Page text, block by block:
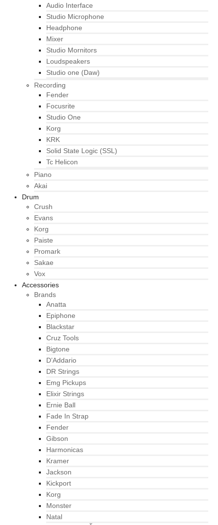
Audio Interface
Studio Microphone
Headphone
Mixer
Studio Mornitors
Loudspeakers
Studio one (Daw)
Recording
Fender
Focusrite
Studio One
Korg
KRK
Solid State Logic (SSL)
Tc Helicon
Piano
Akai
Drum
Crush
Evans
Korg
Paiste
Promark
Sakae
Vox
Accessories
Brands
Anatta
Epiphone
Blackstar
Cruz Tools
Bigtone
D’Addario
DR Strings
Emg Pickups
Elixir Strings
Ernie Ball
Fade In Strap
Fender
Gibson
Harmonicas
Kramer
Jackson
Kickport
Korg
Monster
Natal